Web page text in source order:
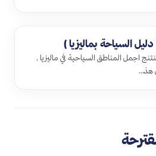
السياحة بماليزيا )
لنحط الرحال من المطار الى جنتنج اجمل المناطق السياحية في ماليزيا ,
هذ…